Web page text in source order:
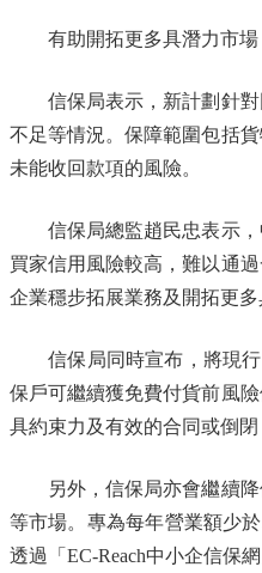
有助開拓更多具潛力市場
信保局表示，新計劃針對
不足等情況。保障範圍包括
未能收回款項的風險。
信保局總監趙民忠表示，
買家信用風險較高，難以通
企業穩步拓展業務及開拓更多
信保局同時宣布，將現行
保戶可繼續獲免費付貨前風
具約束力及有效的合同或倒
另外，信保局亦會繼續降
等市場。專為每年營業額少
透過「EC-Reach中小企信保網